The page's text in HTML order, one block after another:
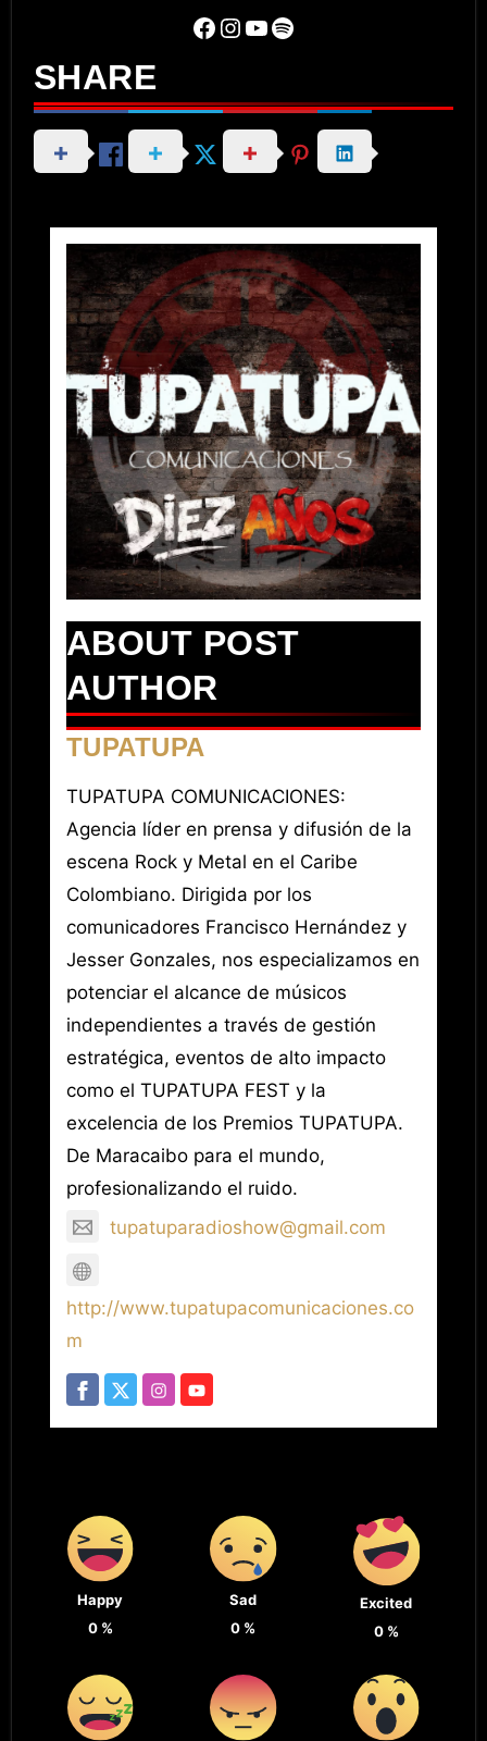
Facebook Instagram YouTube Spotify
SHARE
ABOUT POST
AUTHOR
TUPATUPA
TUPATUPA COMUNICACIONES:
Agencia líder en prensa y difusión de la
escena Rock y Metal en el Caribe
Colombiano. Dirigida por los
comunicadores Francisco Hernández y
Jesser Gonzales, nos especializamos en
potenciar el alcance de músicos
independientes a través de gestión
estratégica, eventos de alto impacto
como el TUPATUPA FEST y la
excelencia de los Premios TUPATUPA.
De Maracaibo para el mundo,
profesionalizando el ruido.
tupatuparadioshow@gmail.com
http://www.tupatupacomunicaciones.co
m
Happy
0%
Sad
0 %
Excited
0%